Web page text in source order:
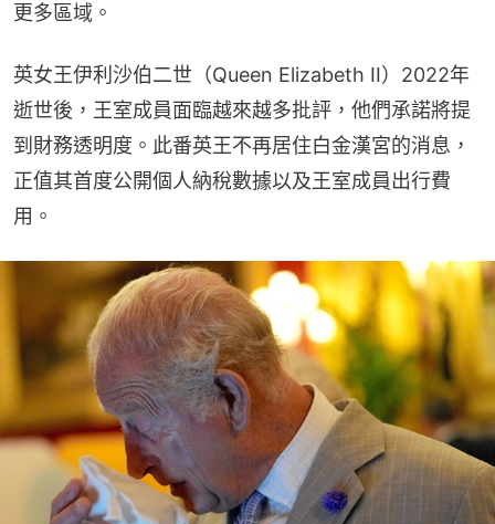
更多區域。
英女王伊利沙伯二世（Queen Elizabeth II）2022年
逝世後，王室成員面臨越來越多批評，他們承諾將提
到財務透明度。此番英王不再居住白金漢宮的消息，
正值其首度公開個人納稅數據以及王室成員出行費
用。